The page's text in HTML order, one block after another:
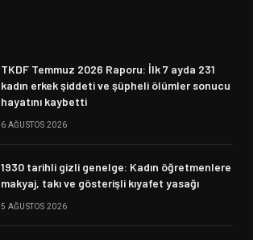
TKDF Temmuz 2026 Raporu: İlk 7 ayda 231
kadın erkek şiddeti ve şüpheli ölümler sonucu
hayatını kaybetti
6 AĞUSTOS 2026
1930 tarihli gizli genelge: Kadın öğretmenlere
makyaj, takı ve gösterişli kıyafet yasağı
5 AĞUSTOS 2026